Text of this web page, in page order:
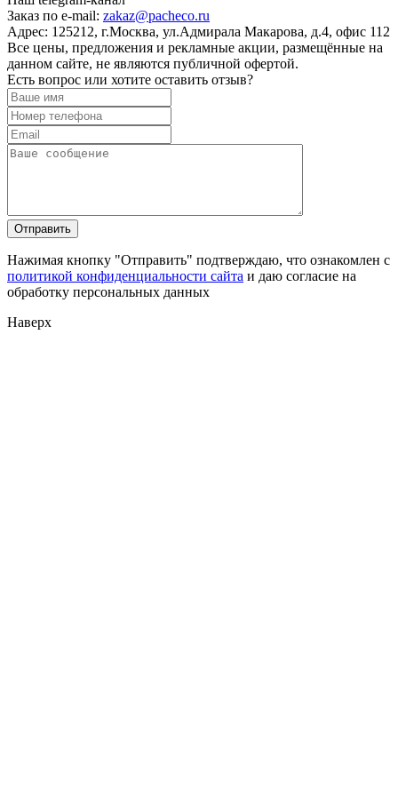
Заказ по e-mail: zakaz@pacheco.ru
Адрес: 125212, г.Москва, ул.Адмирала Макарова, д.4, офис 112
Все цены, предложения и рекламные акции, размещённые на
данном сайте, не являются публичной офертой.
Есть вопрос или хотите оставить отзыв?
Нажимая кнопку "Отправить" подтверждаю, что ознакомлен с
политикой конфиденциальности сайта и даю согласие на
обработку персональных данных
Наверх